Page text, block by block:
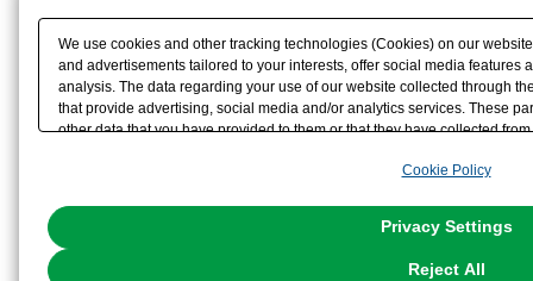
We use cookies and other tracking technologies (Cookies) on our
and advertisements tailored to your interests, offer social media features
analysis. The data regarding your use of our website collected through
that provide advertising, social media and/or analytics services. These
other data that you have provided to them or that they have collected
the use of all Cookies except for Strictly Necessary Cookies, please
You can change your consent or rejection settings at any time via
Cookie Policy
Privacy Settings
Reject All